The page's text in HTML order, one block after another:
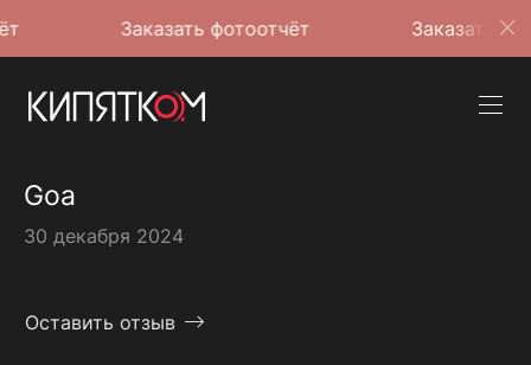
Заказать фотоотчёт Заказать фотоотчёт
Goa
30 декабря 2024
Оставить отзыв